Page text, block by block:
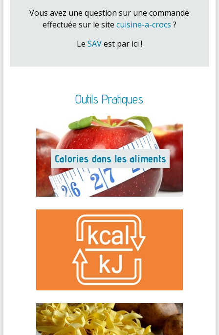
Vous avez une question sur une commande
effectuée sur le site cuisine-a-crocs ?
Le SAVest par ici !
Outils Pratiques